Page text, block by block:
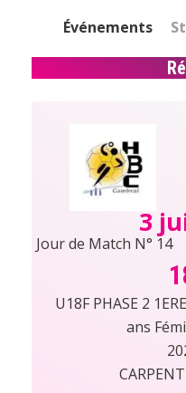
Événements
3
Jour de Match N° 14
U18F PHASE 2
ans